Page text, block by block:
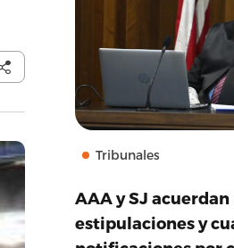
Tribunales
AAA y SJ acuerdan
estipulaciones y